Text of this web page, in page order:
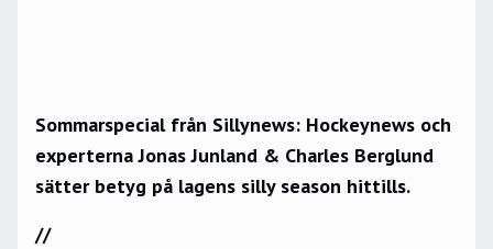
Sommarspecial från Sillynews: Hockeynews och
experterna Jonas Junland & Charles Berglund
sätter betyg på lagens silly season hittills.
//